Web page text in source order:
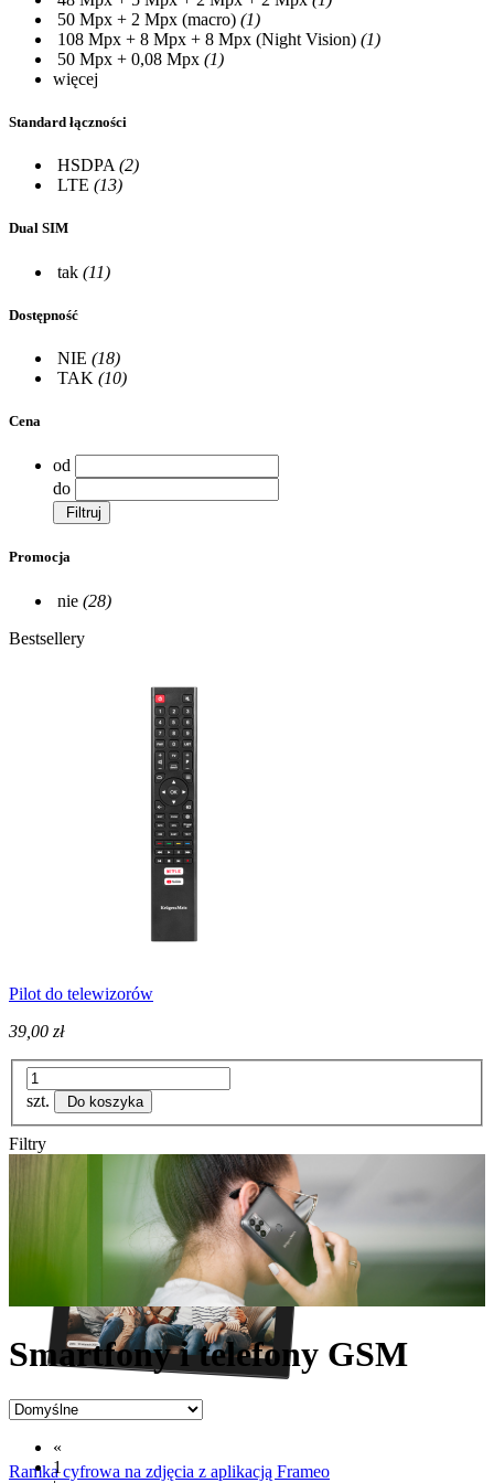
50 Mpx + 2 Mpx (macro) (1)
108 Mpx + 8 Mpx + 8 Mpx (Night Vision) (1)
50 Mpx + 0,08 Mpx (1)
więcej
Standard łączności
HSDPA (2)
LTE (13)
Dual SIM
tak (11)
Dostępność
NIE (18)
TAK (10)
Cena
od
do
Filtruj
Promocja
nie (28)
Bestsellery
Pilot do telewizorów
39,00 zł
szt. Do koszyka
Ramka cyfrowa na zdjęcia z aplikacją Frameo
Filtry
Smartfony i telefony GSM
«
1